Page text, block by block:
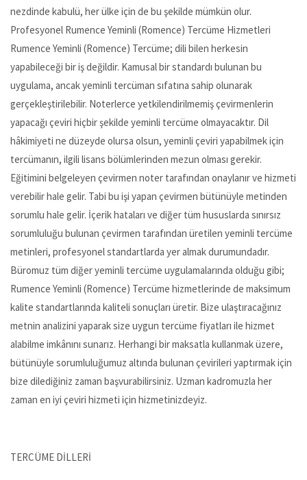
nezdinde kabulü, her ülke için de bu şekilde mümkün olur.
Profesyonel Rumence Yeminli (Romence) Tercüme Hizmetleri
Rumence Yeminli (Romence) Tercüme; dili bilen herkesin
yapabileceği bir iş değildir. Kamusal bir standardı bulunan bu
uygulama, ancak yeminli tercüman sıfatına sahip olunarak
gerçekleştirilebilir. Noterlerce yetkilendirilmemiş çevirmenlerin
yapacağı çeviri hiçbir şekilde yeminli tercüme olmayacaktır. Dil
hâkimiyeti ne düzeyde olursa olsun, yeminli çeviri yapabilmek için
tercümanın, ilgili lisans bölümlerinden mezun olması gerekir.
Eğitimini belgeleyen çevirmen noter tarafından onaylanır ve hizmeti
verebilir hale gelir. Tabi bu işi yapan çevirmen bütünüyle metinden
sorumlu hale gelir. İçerik hataları ve diğer tüm hususlarda sınırsız
sorumluluğu bulunan çevirmen tarafından üretilen yeminli tercüme
metinleri, profesyonel standartlarda yer almak durumundadır.
Büromuz tüm diğer yeminli tercüme uygulamalarında olduğu gibi;
Rumence Yeminli (Romence) Tercüme hizmetlerinde de maksimum
kalite standartlarında kaliteli sonuçları üretir. Bize ulaştıracağınız
metnin analizini yaparak size uygun tercüme fiyatları ile hizmet
alabilme imkânını sunarız. Herhangi bir maksatla kullanmak üzere,
bütünüyle sorumluluğumuz altında bulunan çevirileri yaptırmak için
bize dilediğiniz zaman başvurabilirsiniz. Uzman kadromuzla her
zaman en iyi çeviri hizmeti için hizmetinizdeyiz.
TERCÜME DİLLERİ